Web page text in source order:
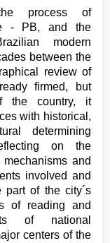
process of
- PB, and the
modern
between the
review of
firmed, but
the country, it
with historical,
determining
on the
and
involved and
part of the city´s
of reading and
of national
centers of the